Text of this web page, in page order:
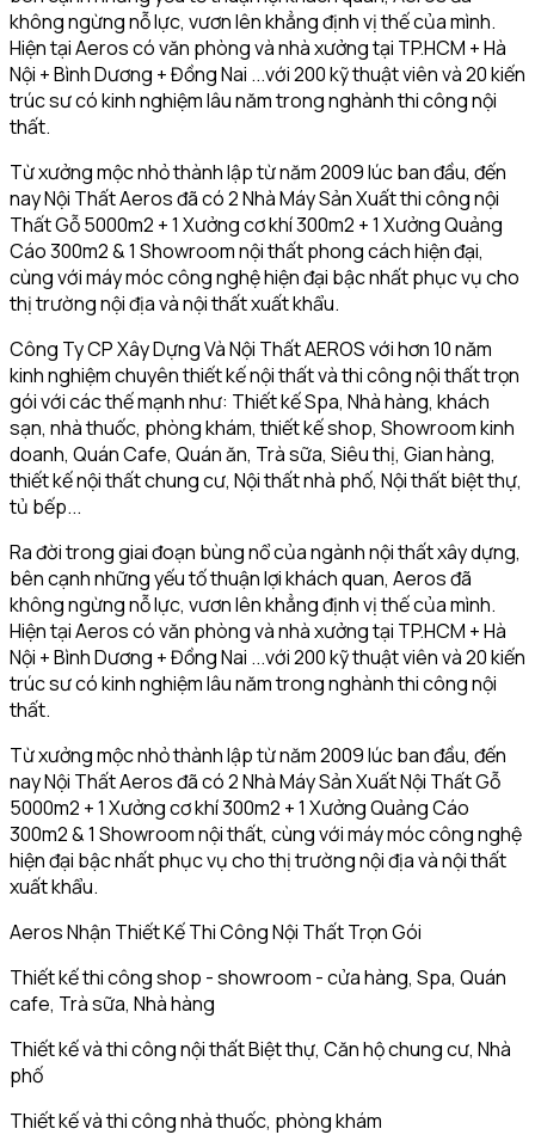
không ngừng nỗ lực, vươn lên khẳng định vị thế của mình.
Hiện tại Aeros có văn phòng và nhà xưởng tại TP.HCM + Hà
Nội + Bình Dương + Đồng Nai ...với 200 kỹ thuật viên và 20 kiến
trúc sư có kinh nghiệm lâu năm trong nghành thi công nội
thất.
Từ xưởng mộc nhỏ thành lập từ năm 2009 lúc ban đầu, đến
nay Nội Thất Aeros đã có 2 Nhà Máy Sản Xuất thi công nội
Thất Gỗ 5000m2 + 1 Xưởng cơ khí 300m2 + 1 Xưởng Quảng
Cáo 300m2 & 1 Showroom nội thất phong cách hiện đại,
cùng với máy móc công nghệ hiện đại bậc nhất phục vụ cho
thị trường nội địa và nội thất xuất khẩu.
Công Ty CP Xây Dựng Và Nội Thất AEROS với hơn 10 năm
kinh nghiệm chuyên thiết kế nội thất và thi công nội thất trọn
gói với các thế mạnh như: Thiết kế Spa, Nhà hàng, khách
sạn, nhà thuốc, phòng khám, thiết kế shop, Showroom kinh
doanh, Quán Cafe, Quán ăn, Trà sữa, Siêu thị, Gian hàng,
thiết kế nội thất chung cư, Nội thất nhà phố, Nội thất biệt thự,
tủ bếp...
Ra đời trong giai đoạn bùng nổ của ngành nội thất xây dựng,
bên cạnh những yếu tố thuận lợi khách quan, Aeros đã
không ngừng nỗ lực, vươn lên khẳng định vị thế của mình.
Hiện tại Aeros có văn phòng và nhà xưởng tại TP.HCM + Hà
Nội + Bình Dương + Đồng Nai ...với 200 kỹ thuật viên và 20 kiến
trúc sư có kinh nghiệm lâu năm trong nghành thi công nội
thất.
Từ xưởng mộc nhỏ thành lập từ năm 2009 lúc ban đầu, đến
nay Nội Thất Aeros đã có 2 Nhà Máy Sản Xuất Nội Thất Gỗ
5000m2 + 1 Xưởng cơ khí 300m2 + 1 Xưởng Quảng Cáo
300m2 & 1 Showroom nội thất, cùng với máy móc công nghệ
hiện đại bậc nhất phục vụ cho thị trường nội địa và nội thất
xuất khẩu.
Aeros Nhận Thiết Kế Thi Công Nội Thất Trọn Gói
Thiết kế thi công shop - showroom - cửa hàng, Spa, Quán
cafe, Trà sữa, Nhà hàng
Thiết kế và thi công nội thất Biệt thự, Căn hộ chung cư, Nhà
phố
Thiết kế và thi công nhà thuốc, phòng khám